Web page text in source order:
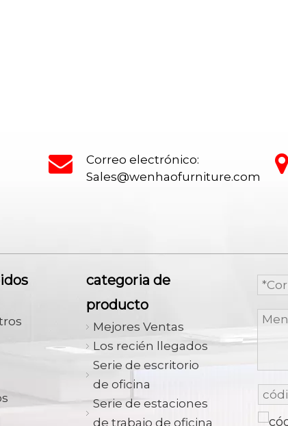
Correo electrónico:
Sales@wenhaofurniture.com
categoria de
producto
Mejores Ventas
Los recién llegados
Serie de escritorio
de oficina
Serie de estaciones
de trabajo de oficina